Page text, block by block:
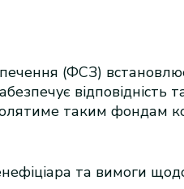
(ФСЗ)
таким фондам
та вимоги